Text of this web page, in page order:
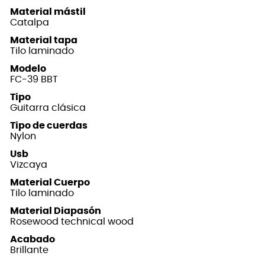
Material mástil
Catalpa
Material tapa
Tilo laminado
Modelo
FC-39 BBT
Tipo
Guitarra clásica
Tipo de cuerdas
Nylon
Usb
Vizcaya
Material Cuerpo
Tilo laminado
Material Diapasón
Rosewood technical wood
Acabado
Brillante